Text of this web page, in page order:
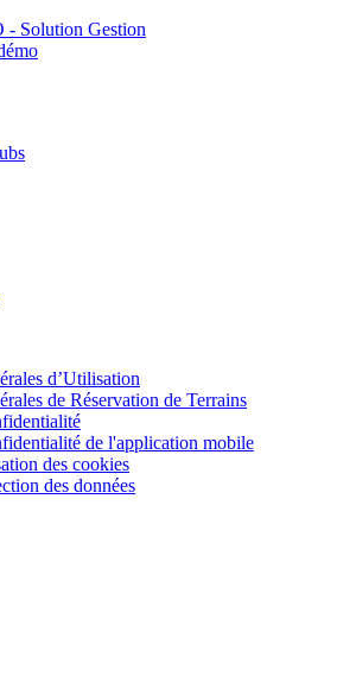
- Solution Gestion
d’Utilisation
de Réservation de Terrains
de l'application mobile
des cookies
des données